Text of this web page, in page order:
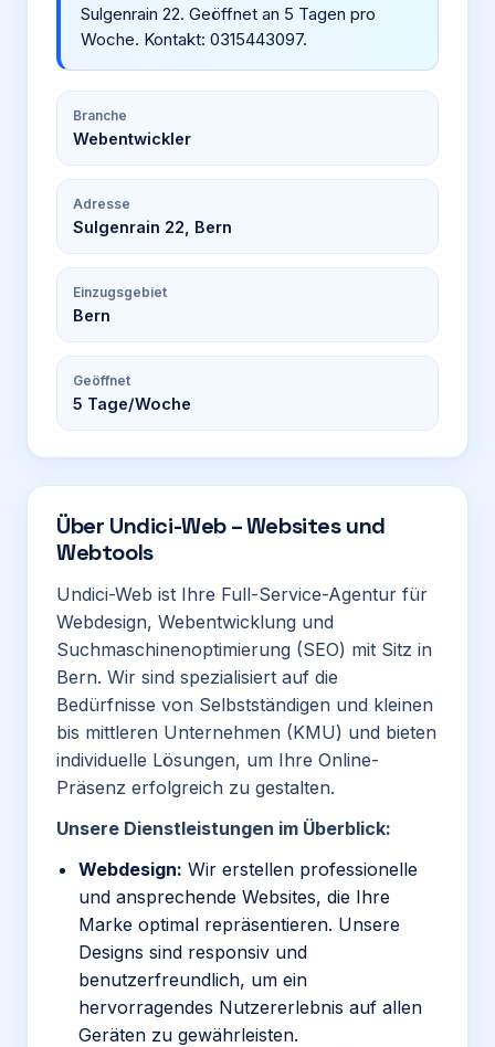
Sulgenrain 22. Geöffnet an 5 Tagen pro
Woche. Kontakt: 0315443097.
Branche
Webentwickler
Adresse
Sulgenrain 22, Bern
Einzugsgebiet
Bern
Geöffnet
5 Tage/Woche
Über Undici-Web – Websites und
Webtools
Undici-Web ist Ihre Full-Service-Agentur für
Webdesign, Webentwicklung und
Suchmaschinenoptimierung (SEO) mit Sitz in
Bern. Wir sind spezialisiert auf die
Bedürfnisse von Selbstständigen und kleinen
bis mittleren Unternehmen (KMU) und bieten
individuelle Lösungen, um Ihre Online-
Präsenz erfolgreich zu gestalten.
Unsere Dienstleistungen im Überblick:
Webdesign: Wir erstellen professionelle
und ansprechende Websites, die Ihre
Marke optimal repräsentieren. Unsere
Designs sind responsiv und
benutzerfreundlich, um ein
hervorragendes Nutzererlebnis auf allen
Geräten zu gewährleisten.